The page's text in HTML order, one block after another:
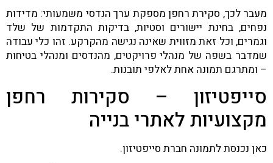
מעבר לכך, סקירת רחפן מספקת ערך הנדסי משמעותי: מדידות
נפחים, בחינת יישורים וסטיות, בדיקות התקדמות של שלד
וגמרים, וכל זאת מזווית שאינה נגישה מהקרקע. זהו כלי עבודה
שמדבר בשפה של מנהלי פרויקטים, מהנדסים ומנהלי בטיחות
– ומתרגם תמונה אחת לאלפי תובנות.
סייפטיזון – סקירות רחפן
מקצועיות לאתרי בנייה
כאן נכנסת לתמונה חברת סייפטיזון.